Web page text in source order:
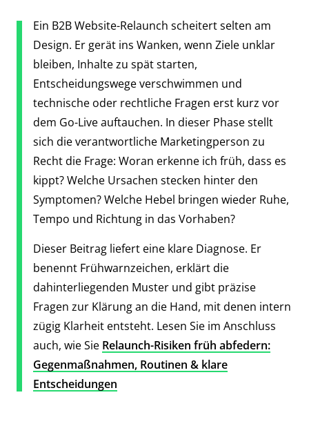
Ein B2B Website-Relaunch scheitert selten am
Design. Er gerät ins Wanken, wenn Ziele unklar
bleiben, Inhalte zu spät starten,
Entscheidungswege verschwimmen und
technische oder rechtliche Fragen erst kurz vor
dem Go-Live auftauchen. In dieser Phase stellt
sich die verantwortliche Marketingperson zu
Recht die Frage: Woran erkenne ich früh, dass es
kippt? Welche Ursachen stecken hinter den
Symptomen? Welche Hebel bringen wieder Ruhe,
Tempo und Richtung in das Vorhaben?
Dieser Beitrag liefert eine klare Diagnose. Er
benennt Frühwarnzeichen, erklärt die
dahinterliegenden Muster und gibt präzise
Fragen zur Klärung an die Hand, mit denen intern
zügig Klarheit entsteht. Lesen Sie im Anschluss
auch, wie Sie Relaunch-Risiken früh abfedern:
Gegenmaßnahmen, Routinen & klare
Entscheidungen